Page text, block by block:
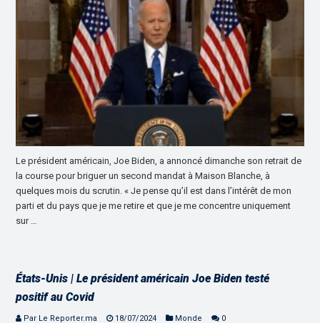
Le président américain, Joe Biden, a annoncé dimanche son retrait de
la course pour briguer un second mandat à Maison Blanche, à
quelques mois du scrutin. « Je pense qu’il est dans l’intérêt de mon
parti et du pays que je me retire et que je me concentre uniquement
sur …
États-Unis | Le président américain Joe Biden testé
positif au Covid
Par Le Reporter.ma 18/07/2024 Monde 0